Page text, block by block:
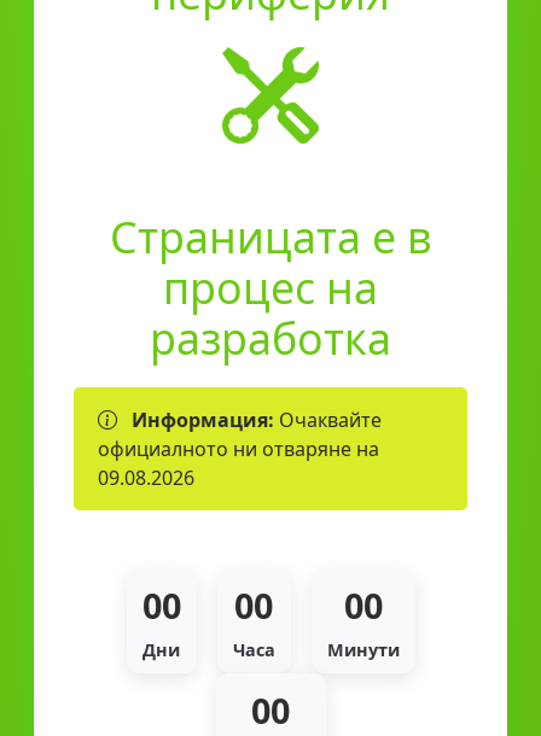
Страницата е в
процес на
разработка
Информация: Очаквайте
официалното ни отваряне на
09.08.2026
00
Дни
00
Часа
00
Минути
00